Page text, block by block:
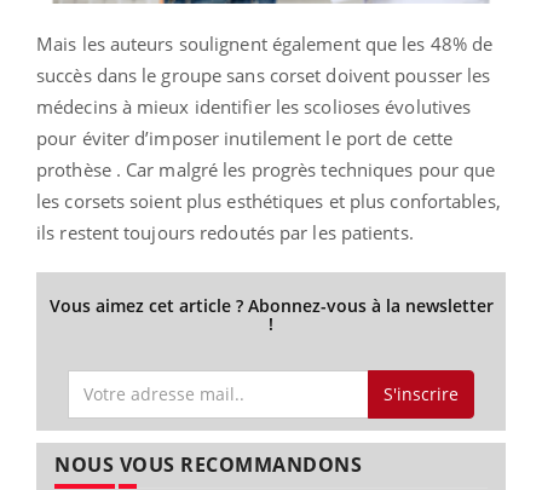
Mais les auteurs soulignent également que les 48% de
succès dans le groupe sans corset doivent pousser les
médecins à mieux identifier les scolioses évolutives
pour éviter d’imposer inutilement le port de cette
prothèse . Car malgré les progrès techniques pour que
les corsets soient plus esthétiques et plus confortables,
ils restent toujours redoutés par les patients.
Vous aimez cet article ? Abonnez-vous à la newsletter
!
S'inscrire
NOUS VOUS RECOMMANDONS